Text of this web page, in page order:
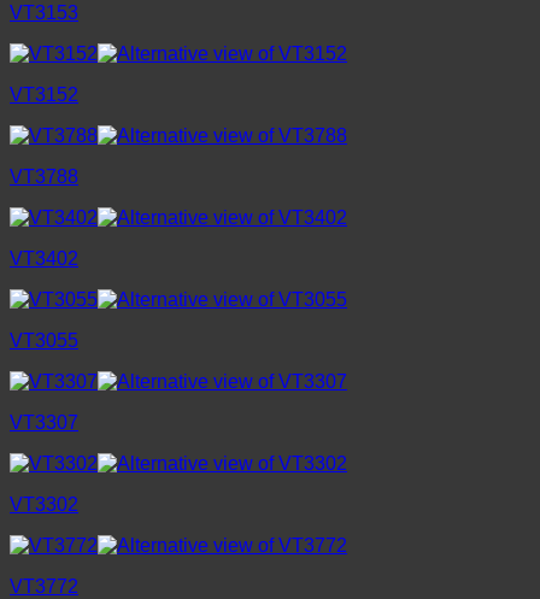
VT3153
VT3152
VT3788
VT3402
VT3055
VT3307
VT3302
VT3772